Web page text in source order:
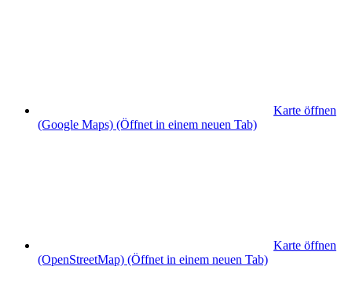
Karte öffnen
(Google Maps) (Öffnet in einem neuen Tab)
Karte öffnen
(OpenStreetMap) (Öffnet in einem neuen Tab)